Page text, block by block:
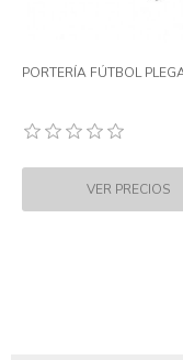
PORTERÍA FÚTBOL